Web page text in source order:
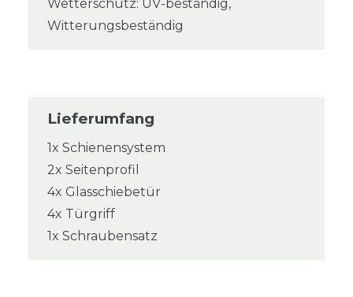
Wetterschutz: UV-beständig,
Witterungsbeständig
Lieferumfang
1x Schienensystem
2x Seitenprofil
4x Glasschiebetür
4x Türgriff
1x Schraubensatz